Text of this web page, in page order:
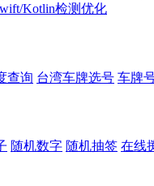
Kotlin检测优化
查询 台湾车牌选号 车牌
随机数字 随机抽签 在线